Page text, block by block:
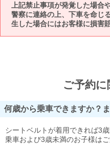
上記禁止事項が発覚した場合
警察に連絡の上、下車を命じ
生した場合にはお客様に損害
ご予約
何歳から乗車できますか？
シートベルトが着用できれば3
乗車および3歳未満のお子様はご